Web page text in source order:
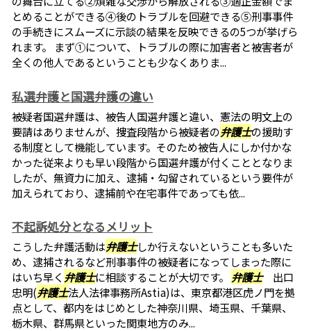
とめることができる④後のトラブルを回避できる⑤刑事事件
の手続きにスムーズに示談の結果を反映できるの5つが挙げら
れます。 まず①について、トラブルの際に加害者と被害者が
全くの他人であるということも少なくありま...
私選弁護と国選弁護の違い
被疑者国選弁護は、被告人国選弁護と違い、憲法の明文上の
要請はありませんが、捜査段階から被疑者の弁護士の援助す
る制度として機能しています。そのため被告人にしか付かな
かった従来よりも早い段階から国選弁護が付くこととなりま
したが、無資力に加え、逮捕・勾留されているという要件が
加えられており、逮捕前や在宅事件であっても依...
不起訴処分となるメリット
こうした弁護活動は弁護士しか行えないということも多いた
め、逮捕されるなど刑事事件の被疑者になってしまった際に
はいち早く 弁護士に相談することが大切です。 弁護士出口
忠明(弁護士法人法律事務所Astia)は、東京都港区虎ノ門を拠
点として、都内をはじめとした神奈川県、埼玉県、千葉県、
栃木県、群馬県といった関東地方のみ...